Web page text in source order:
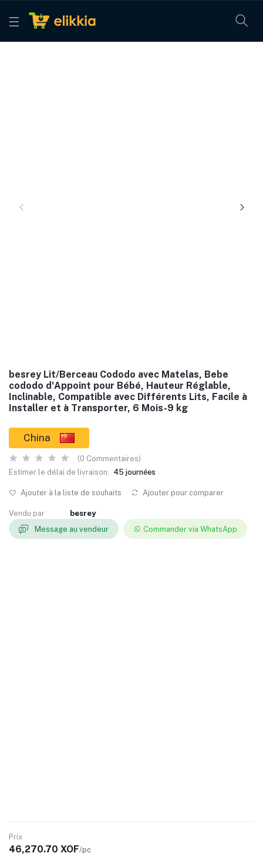
besrey Lit/Berceau Cododo avec Matelas, Bebe
cododo d'Appoint pour Bébé, Hauteur Réglable,
Inclinable, Compatible avec Différents Lits, Facile à
Installer et à Transporter, 6 Mois-9 kg
China
(0 Commentaires)
Estimer le délai de livraison: 45 journées
Ajouter à la liste de souhaits Ajouter pour comparer
Vendu par
besrey
Message au vendeur
Commander via WhatsApp
Prix
46,270.70 XOF/pc